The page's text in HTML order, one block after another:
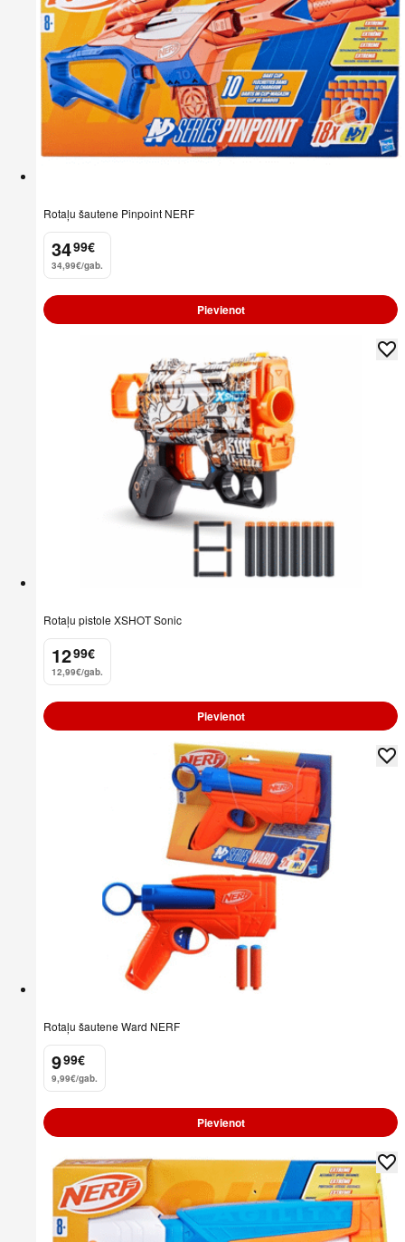
Rotaļu šautene Pinpoint NERF
34
. 99€
34,99€/gab.
Pievienot
Rotaļu pistole XSHOT Sonic
12
. 99€
12,99€/gab.
Pievienot
Rotaļu šautene Ward NERF
9
. 99€
9,99€/gab.
Pievienot